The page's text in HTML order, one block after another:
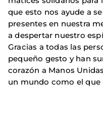
que esto nos ayude a
presentes en nuestra
a despertar nuestro
Gracias a todas las
pequeño gesto y han
corazón a Manos
un mundo como el que